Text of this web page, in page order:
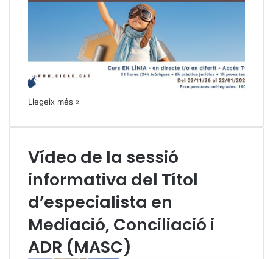
Llegeix més »
Vídeo de la sessió
informativa del Títol
d’especialista en
Mediació, Conciliació i
ADR (MASC)